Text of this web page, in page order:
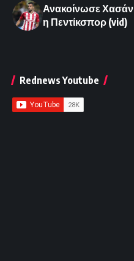
Ανακοίνωσε Χασάν
η Πεντίκσπορ (vid)
Rednews Youtube